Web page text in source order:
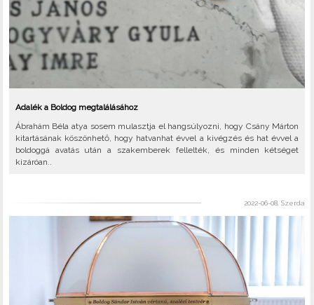
Adalék a Boldog megtalálásához
Ábrahám Béla atya sosem mulasztja el hangsúlyozni, hogy Csány Márton
kitartásának köszönhető, hogy hatvanhat évvel a kivégzés és hat évvel a
boldoggá avatás után a szakemberek fellelték, és minden kétséget
kizáróan..
2022-06-08, Szerda